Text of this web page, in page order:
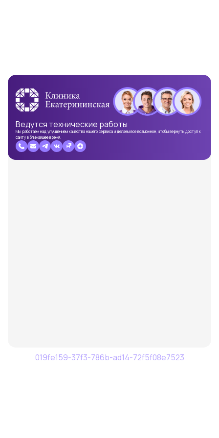
Ведутся технические работы
Мы работаем над улучшением качества нашего сервиса и делаем все возможное, чтобы вернуть доступ к
сайту в ближайшее время.
019fe159-37f3-786b-ad14-72f5f08e7523